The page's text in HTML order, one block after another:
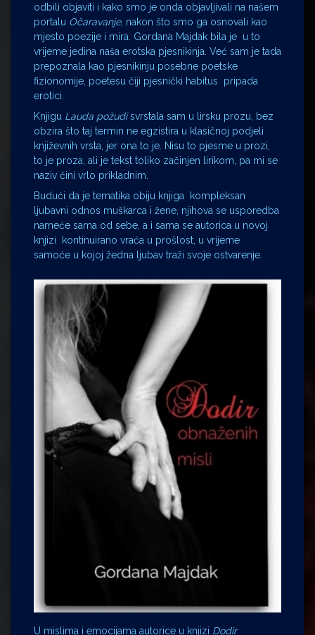
odbili objaviti i kako smo je onda objavljivali na našem
portalu Očaravanje, nakon što smo ga osnovali kao
mjesto poezije i mira. Gordana Majdak bila je u to
vrijeme jedina naša erotska pjesnikinja. Već sam je tada
prepoznala kao pjesnikinju posebne poetske
fizionomije, poetesu čiji pjesnički habitus pripada
erotici.
Knjigu Lauda požudisvrstala sam u lirsku prozu, bez
obzira što taj termin ne egzistira u klasičnoj podjeli
književnih vrsta, jer ona to je. Nisu to pjesme u prozi,
to je proza, ali je tekst toliko začinjen lirikom, pa mi se
naziv čini vrlo prikladnim.
Budući da je tematika obiju knjiga kompleksan
ljubavni odnos muškarca i žene, njihova se usporedba
nameće sama od sebe, a i sama se autorica u novoj
knjizi kontinuirano vraća u prošlost, u vrijeme
samoće u kojoj žedna ljubav traži svoje ostvarenje.
U mislima i emocijama autorice u knjizi Dodir